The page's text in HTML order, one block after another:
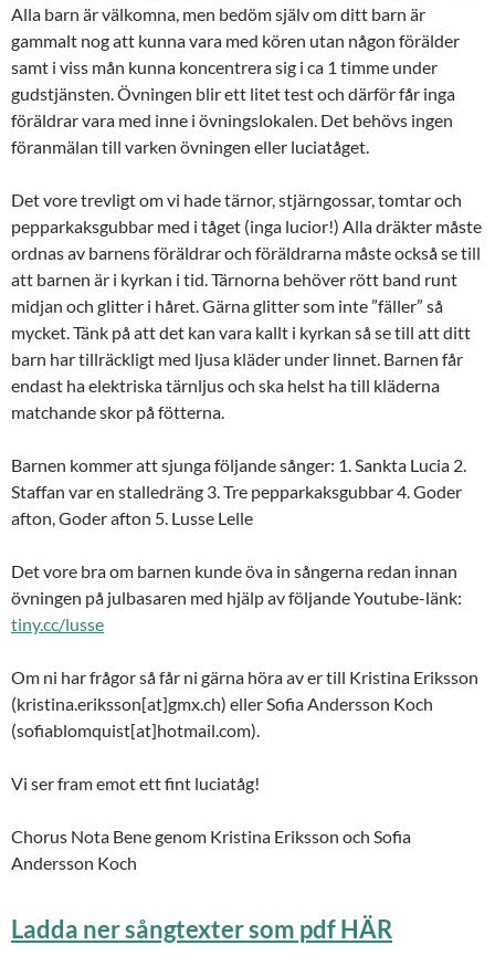
Alla barn är välkomna, men bedöm själv om ditt barn är
gammalt nog att kunna vara med kören utan någon förälder
samt i viss mån kunna koncentrera sig i ca 1 timme under
gudstjänsten. Övningen blir ett litet test och därför får inga
föräldrar vara med inne i övningslokalen. Det behövs ingen
föranmälan till varken övningen eller luciatåget.
Det vore trevligt om vi hade tärnor, stjärngossar, tomtar och
pepparkaksgubbar med i tåget (inga lucior!) Alla dräkter måste
ordnas av barnens föräldrar och föräldrarna måste också se till
att barnen är i kyrkan i tid. Tärnorna behöver rött band runt
midjan och glitter i håret. Gärna glitter som inte ”fäller” så
mycket. Tänk på att det kan vara kallt i kyrkan så se till att ditt
barn har tillräckligt med ljusa kläder under linnet. Barnen får
endast ha elektriska tärnljus och ska helst ha till kläderna
matchande skor på fötterna.
Barnen kommer att sjunga följande sånger: 1. Sankta Lucia 2.
Staffan var en stalledräng 3. Tre pepparkaksgubbar 4. Goder
afton, Goder afton 5. Lusse Lelle
Det vore bra om barnen kunde öva in sångerna redan innan
övningen på julbasaren med hjälp av följande Youtube-länk:
tiny.cc/lusse
Om ni har frågor så får ni gärna höra av er till Kristina Eriksson
(kristina.eriksson[at]gmx.ch) eller Sofia Andersson Koch
(sofiablomquist[at]hotmail.com).
Vi ser fram emot ett fint luciatåg!
Chorus Nota Bene genom Kristina Eriksson och Sofia
Andersson Koch
Ladda ner sångtexter som pdf HÄR